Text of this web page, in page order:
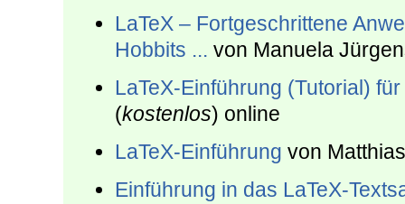
LaTeX – Fortgeschrittene
Hobbits ... von Manuela
LaTeX-Einführung (Tutorial)
(kostenlos) online
LaTeX-Einführung von
Einführung in das LaTeX-